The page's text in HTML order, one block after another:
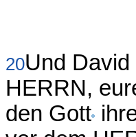
20Und
HERRN,
den Gott